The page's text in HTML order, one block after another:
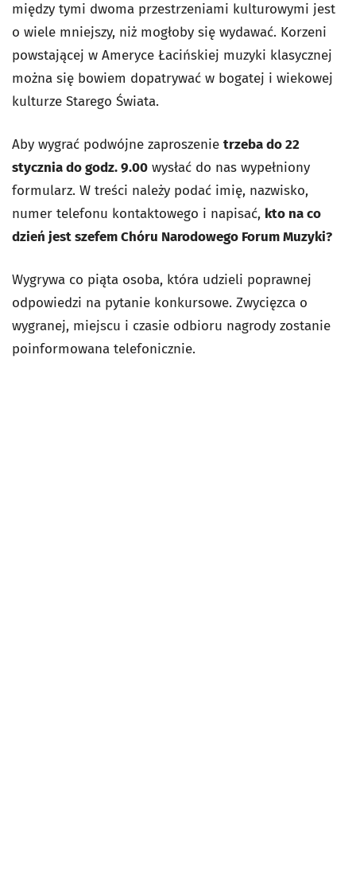
między tymi dwoma przestrzeniami kulturowymi jest
o wiele mniejszy, niż mogłoby się wydawać. Korzeni
powstającej w Ameryce Łacińskiej muzyki klasycznej
można się bowiem dopatrywać w bogatej i wiekowej
kulturze Starego Świata.
Aby wygrać podwójne zaproszenie trzeba do 22
stycznia do godz. 9.00 wysłać do nas wypełniony
formularz. W treści należy podać imię, nazwisko,
numer telefonu kontaktowego i napisać, kto na co
dzień jest szefem Chóru Narodowego Forum Muzyki?
Wygrywa co piąta osoba, która udzieli poprawnej
odpowiedzi na pytanie konkursowe. Zwycięzca o
wygranej, miejscu i czasie odbioru nagrody zostanie
poinformowana telefonicznie.